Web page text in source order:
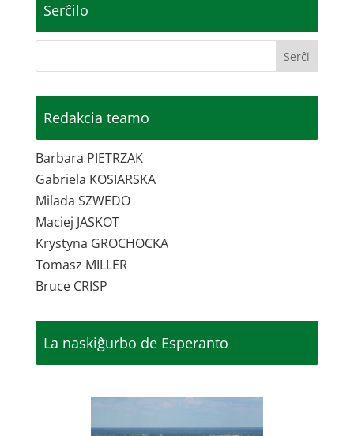
Serĉilo
Redakcia teamo
Barbara PIETRZAK
Gabriela KOSIARSKA
Milada SZWEDO
Maciej JASKOT
Krystyna GROCHOCKA
Tomasz MILLER
Bruce CRISP
La naskiĝurbo de Esperanto